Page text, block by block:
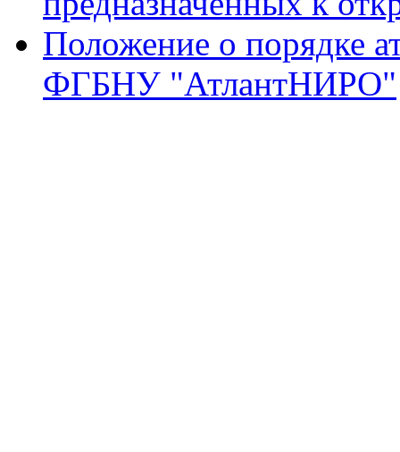
Положение о порядке
ФГБНУ "АтлантНИРО"